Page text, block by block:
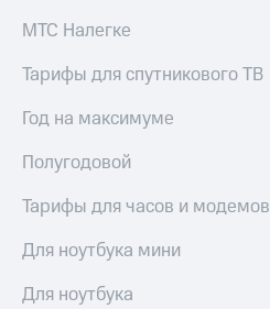
МТС Налегке
Тарифы для спутникового ТВ
Год на максимуме
Полугодовой
Тарифы для часов и модемов
Для ноутбука мини
Для ноутбука